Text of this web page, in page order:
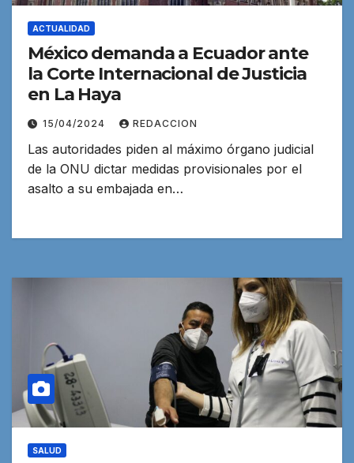
ACTUALIDAD
México demanda a Ecuador ante
la Corte Internacional de Justicia
en La Haya
15/04/2024 REDACCION
Las autoridades piden al máximo órgano judicial
de la ONU dictar medidas provisionales por el
asalto a su embajada en…
SALUD